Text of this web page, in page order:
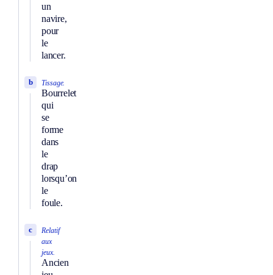
un
navire,
pour
le
lancer.
Tissage.
Bourrelet
qui
se
forme
dans
le
drap
lorsqu’on
le
foule.
b
Relatif
aux
jeux.
Ancien
c